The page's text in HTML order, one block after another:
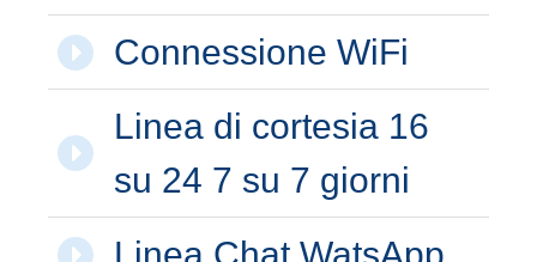
Connessione WiFi
Linea di cortesia 16
su 24 7 su 7 giorni